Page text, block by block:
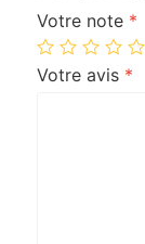
Votre note *
Votre avis *